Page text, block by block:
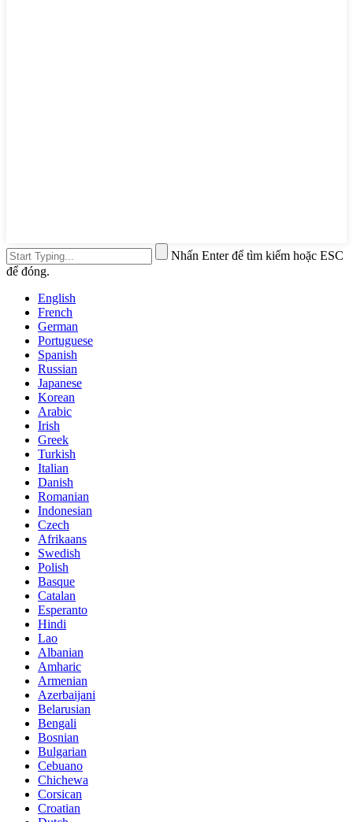
Nhấn Enter để tìm kiếm hoặc ESC
để đóng.
English
French
German
Portuguese
Spanish
Russian
Japanese
Korean
Arabic
Irish
Greek
Turkish
Italian
Danish
Romanian
Indonesian
Czech
Afrikaans
Swedish
Polish
Basque
Catalan
Esperanto
Hindi
Lao
Albanian
Amharic
Armenian
Azerbaijani
Belarusian
Bengali
Bosnian
Bulgarian
Cebuano
Chichewa
Corsican
Croatian